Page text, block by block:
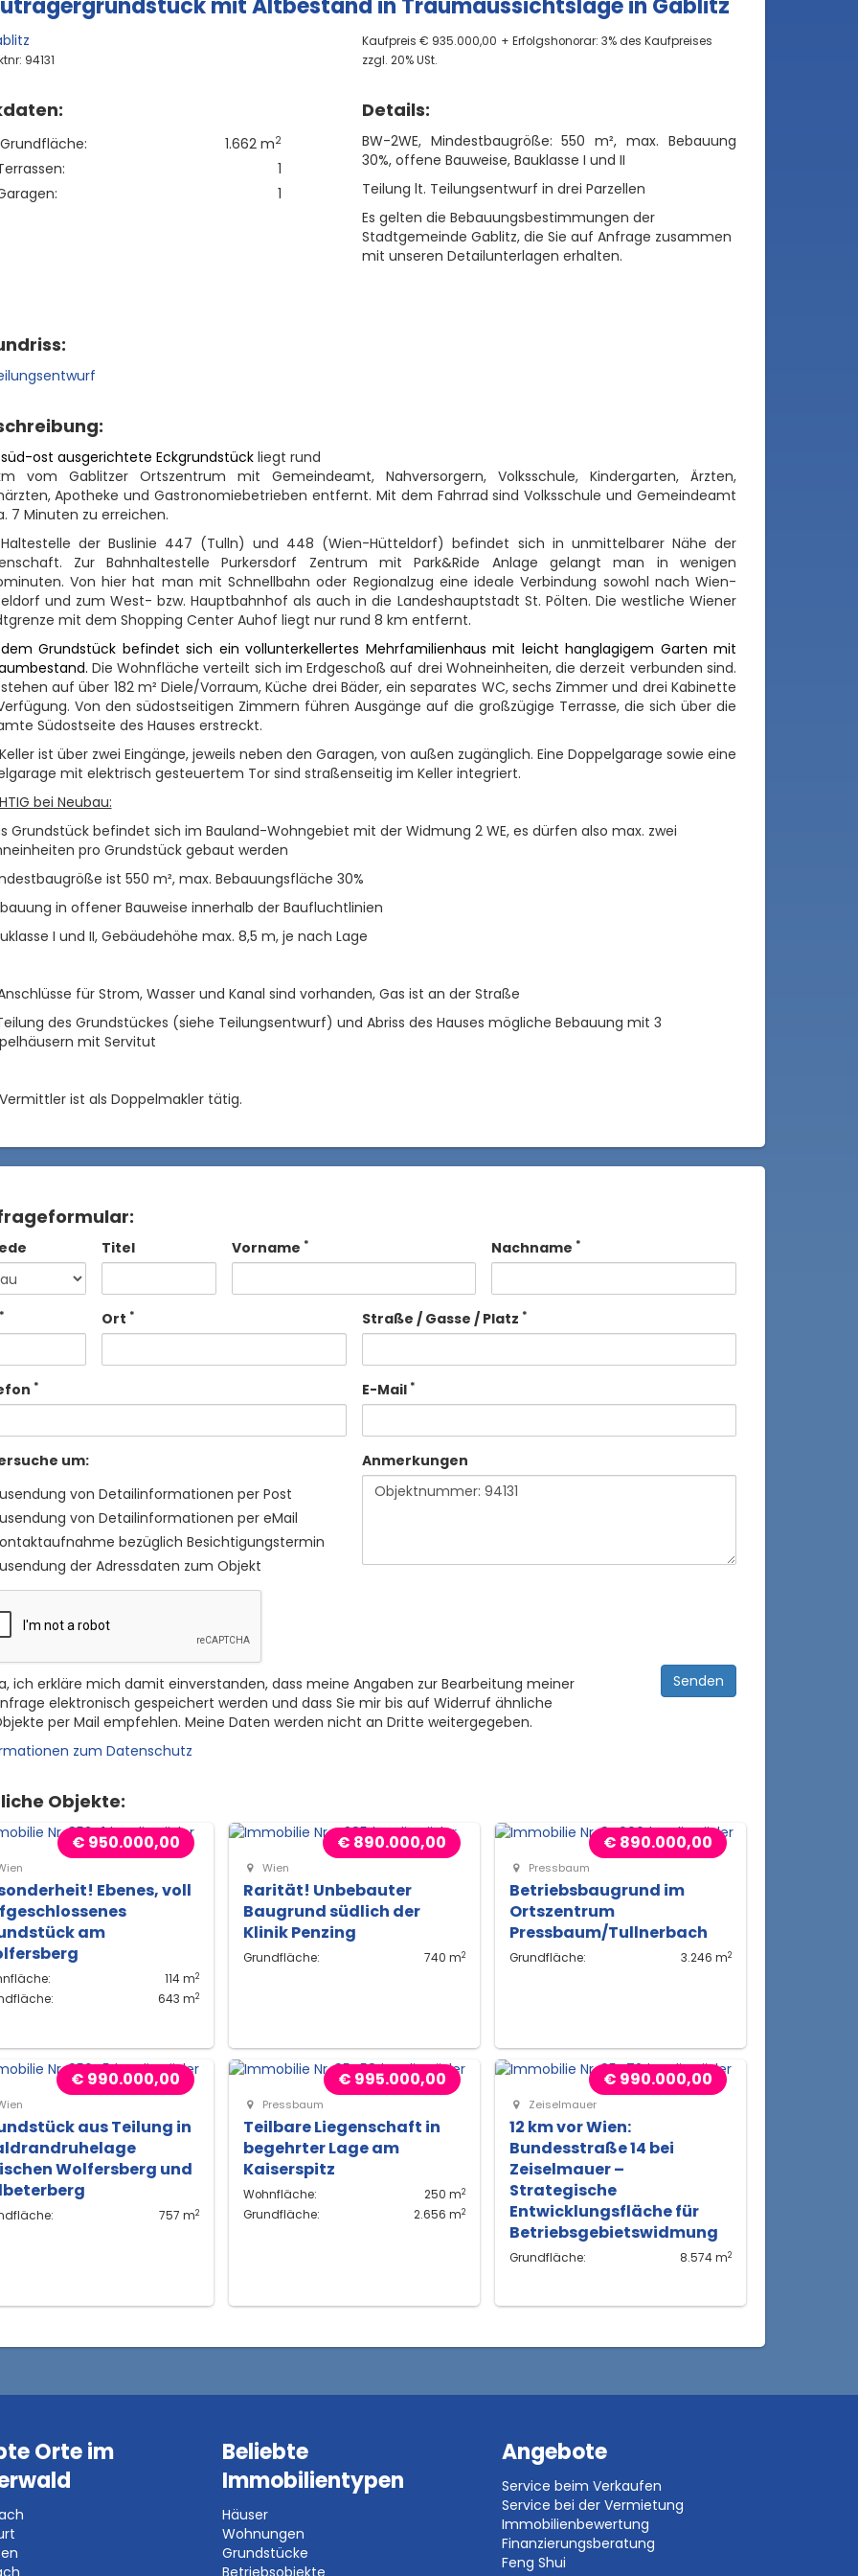
mit Altbestand in Traumaussichtslage in Gablitz
94131
Kaufpreis € 935.000,00 + Erfolgshonorar: 3% des Kaufpreises
zzgl. 20% USt.
Grundfläche: 1.662 m2
1
1
Details:
BW-2WE, Mindestbaugröße: 550 m², max. Bebauung
30%, offene Bauweise, Bauklasse I und II
Teilung lt. Teilungsentwurf in drei Parzellen
Es gelten die Bebauungsbestimmungen der
Stadtgemeinde Gablitz, die Sie auf Anfrage zusammen
mit unseren Detailunterlagen erhalten.
ost ausgerichtete Eckgrundstückliegt rund
vom Gablitzer Ortszentrum mit Gemeindeamt, Nahversorgern, Volksschule, Kindergarten, Ärzten,
Apotheke und Gastronomiebetrieben entfernt. Mit dem Fahrrad sind Volksschule und Gemeindeamt
7 Minuten zu erreichen.
der Buslinie 447 (Tulln) und 448 (Wien-Hütteldorf) befindet sich in unmittelbarer Nähe der
Zur Bahnhaltestelle Purkersdorf Zentrum mit Park&Ride Anlage gelangt man in wenigen
Von hier hat man mit Schnellbahn oder Regionalzug eine ideale Verbindung sowohl nach Wien-
und zum West- bzw. Hauptbahnhof als auch in die Landeshauptstadt St. Pölten. Die westliche Wiener
mit dem Shopping Center Auhof liegt nur rund 8 km entfernt.
Grundstück befindet sich ein vollunterkellertes Mehrfamilienhaus mit leicht hanglagigem Garten mit
Die Wohnfläche verteilt sich im Erdgeschoß auf drei Wohneinheiten, die derzeit verbunden sind.
auf über 182 m² Diele/Vorraum, Küche drei Bäder, ein separates WC, sechs Zimmer und drei Kabinette
Von den südostseitigen Zimmern führen Ausgänge auf die großzügige Terrasse, die sich über die
Südostseite des Hauses erstreckt.
ist über zwei Eingänge, jeweils neben den Garagen, von außen zugänglich. Eine Doppelgarage sowie eine
mit elektrisch gesteuertem Tor sind straßenseitig im Keller integriert.
bei Neubau:
Grundstück befindet sich im Bauland-Wohngebiet mit der Widmung 2 WE, es dürfen also max. zwei
pro Grundstück gebaut werden
ist 550 m², max. Bebauungsfläche 30%
in offener Bauweise innerhalb der Baufluchtlinien
I und II, Gebäudehöhe max. 8,5 m, je nach Lage
für Strom, Wasser und Kanal sind vorhanden, Gas ist an der Straße
des Grundstückes (siehe Teilungsentwurf) und Abriss des Hauses mögliche Bebauung mit 3
mit Servitut
ist als Doppelmakler tätig.
Titel Vorname * Nachname *
* Ort * Straße / Gasse / Platz *
* E-Mail *
um:
von Detailinformationen per Post
von Detailinformationen per eMail
bezüglich Besichtigungstermin
der Adressdaten zum Objekt
Anmerkungen
ich erkläre mich damit einverstanden, dass meine Angaben zur Bearbeitung meiner
elektronisch gespeichert werden und dass Sie mir bis auf Widerruf ähnliche
per Mail empfehlen. Meine Daten werden nicht an Dritte weitergegeben.
zum Datenschutz
Objekte:
€ 950.000,00
Ebenes, voll
am
114 m2
643 m2
€ 890.000,00
Wien
Rarität! Unbebauter
Baugrund südlich der
Klinik Penzing
Grundfläche: 740 m2
€ 890.000,00
Pressbaum
Betriebsbaugrund im
Ortszentrum
Pressbaum/Tullnerbach
Grundfläche: 3.246 m2
€ 990.000,00
aus Teilung in
Wolfersberg und
757 m2
€ 995.000,00
Pressbaum
Teilbare Liegenschaft in
begehrter Lage am
Kaiserspitz
Wohnfläche: 250 m2
Grundfläche: 2.656 m2
€ 990.000,00
Zeiselmauer
12 km vor Wien:
Bundesstraße 14 bei
Zeiselmauer –
Strategische
Entwicklungsfläche für
Betriebsgebietswidmung
Grundfläche: 8.574 m2
Orte im
Beliebte
Immobilientypen
Häuser
Wohnungen
Grundstücke
Betriebsobjekte
Angebote
Service beim Verkaufen
Service bei der Vermietung
Immobilienbewertung
Finanzierungsberatung
Feng Shui